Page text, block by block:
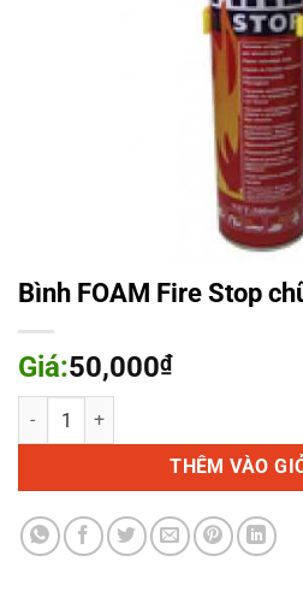
Bình FOAM Fire Stop
Giá:50,000₫
Bình FOAM Fire Stop chữa cháy Ô tô
THÊM VÀO